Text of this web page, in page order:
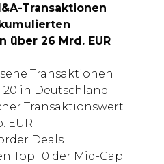
Transaktionen
über 26 Mrd. EUR
Transaktionen
in Deutschland
Transaktionswert
EUR
Deals
Top 10 der Mid-Cap